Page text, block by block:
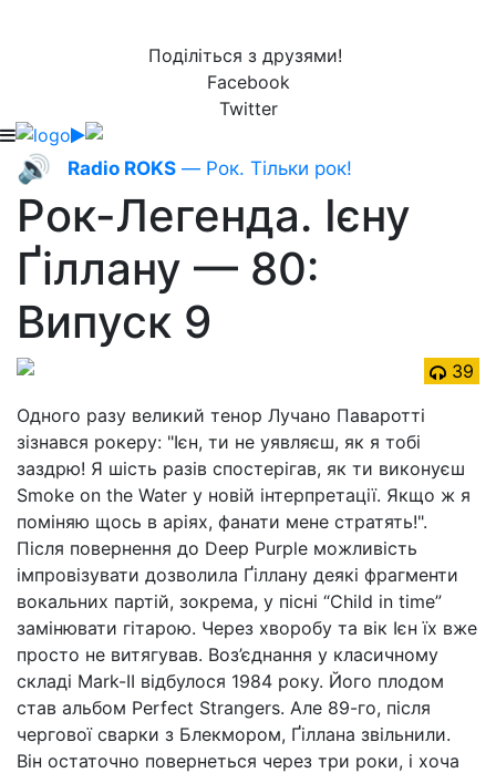
Поділіться з друзями!
Facebook
Twitter
🔊 Radio ROKS — Рок. Тільки рок!
Рок-Легенда. Ієну
Ґіллану — 80:
Випуск 9
39
Одного разу великий тенор Лучано Паваротті
зізнався рокеру: "Ієн, ти не уявляєш, як я тобі
заздрю! Я шість разів спостерігав, як ти виконуєш
Smoke on the Water у новій інтерпретації. Якщо ж я
поміняю щось в аріях, фанати мене стратять!".
Після повернення до Deep Purple можливість
імпровізувати дозволила Ґіллану деякі фрагменти
вокальних партій, зокрема, у пісні “Child in time”
замінювати гітарою. Через хворобу та вік Ієн їх вже
просто не витягував. Воз’єднання у класичному
складі Mark-II відбулося 1984 року. Його плодом
став альбом Perfect Strangers. Але 89-го, після
чергової сварки з Блекмором, Ґіллана звільнили.
Він остаточно повернеться через три роки, і хоча